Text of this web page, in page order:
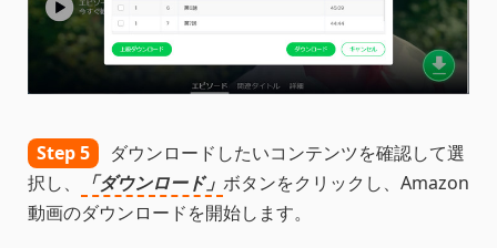
Step 5
ダウンロードしたいコンテンツを確認して選
択し、
「ダウンロード」 ボタンをクリックし、Amazon
動画のダウンロードを開始します。